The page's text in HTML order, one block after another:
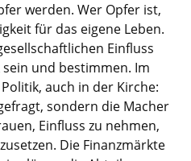
Blogs
werden. Wer Opfer ist,
für das eigene Leben.
Einfluss
und bestimmen. Im
auch in der Kirche:
sondern die Macher
Einfluss zu nehmen,
Die Finanzmärkte